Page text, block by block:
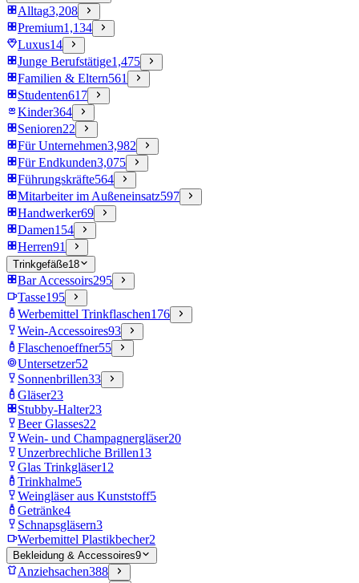
Alltag3,208
Premium1,134
Luxus14
Junge Berufstätige1,475
Familien & Eltern561
Studenten617
Kinder364
Senioren22
Für Unternehmen3,982
Für Endkunden3,075
Führungskräfte564
Mitarbeiter im Außeneinsatz597
Handwerker69
Damen154
Herren91
Trinkgefäße18
Bar Accessoirs295
Tasse195
Werbemittel Trinkflaschen176
Wein-Accessoires93
Flaschenoeffner55
Untersetzer52
Sonnenbrillen33
Gläser23
Stubby-Halter23
Beer Glasses22
Wein- und Champagnergläser20
Unzerbrechliche Brillen13
Glas Trinkgläser12
Trinkhalme5
Weingläser aus Kunststoff5
Getränke4
Schnapsgläsern3
Werbemittel Plastikbecher2
Bekleidung & Accessoires9
Anziehsachen388